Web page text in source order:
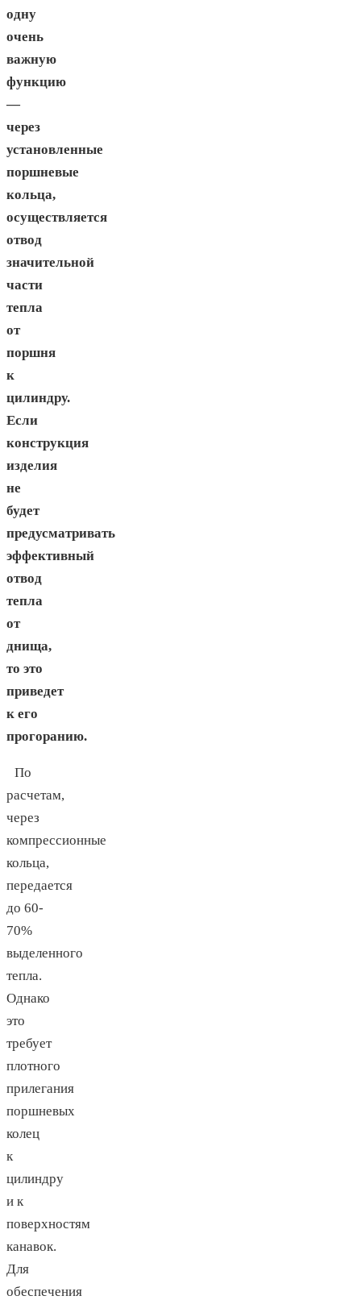
одну
очень
важную
функцию
—
через
установленные
поршневые
кольца,
осуществляется
отвод
значительной
части
тепла
от
поршня
к
цилиндру.
Если
конструкция
изделия
не
будет
предусматривать
эффективный
отвод
тепла
от
днища,
то это
приведет
к его
прогоранию.
По
расчетам,
через
компрессионные
кольца,
передается
до 60-
70%
выделенного
тепла.
Однако
это
требует
плотного
прилегания
поршневых
колец
к
цилиндру
и к
поверхностям
канавок.
Для
обеспечения